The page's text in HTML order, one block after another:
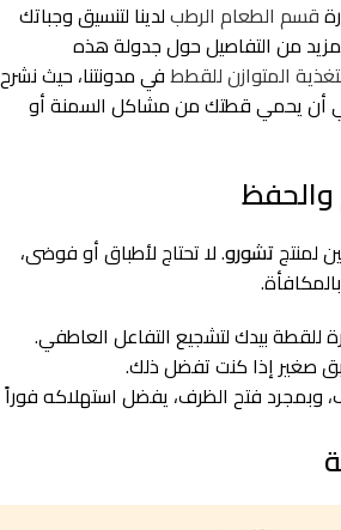
قسم الطعام الرطبلدينا لتنسيق وجباتك
من التفاصيل حول جدولة هذه
المتوازن للقططفي مدونتنا، حيث نشرح
أن يحمي قطتك من مشاكل السمنة أو
والحفظ
لمنتجتشورو. لا تحتاج لأطباق أو فوضى،
للقطة بيدك لتشجيع التفاعل العاطفي.
صغير إذا كنت تفضل ذلك.
وبمجرد فتح الظرف، يفضل استهلاكه فوراً